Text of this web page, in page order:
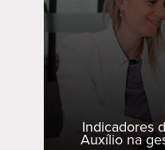
Indicadores
Auxílio na